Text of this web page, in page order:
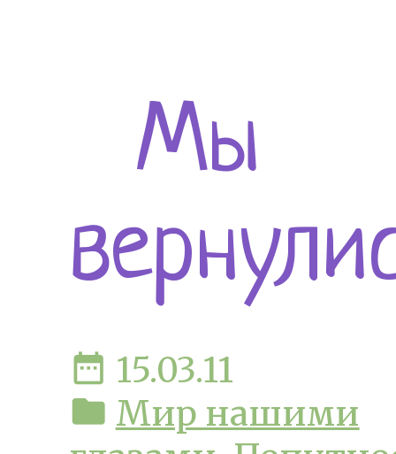
Мы
date_range 15.03.11
folder Мир нашими